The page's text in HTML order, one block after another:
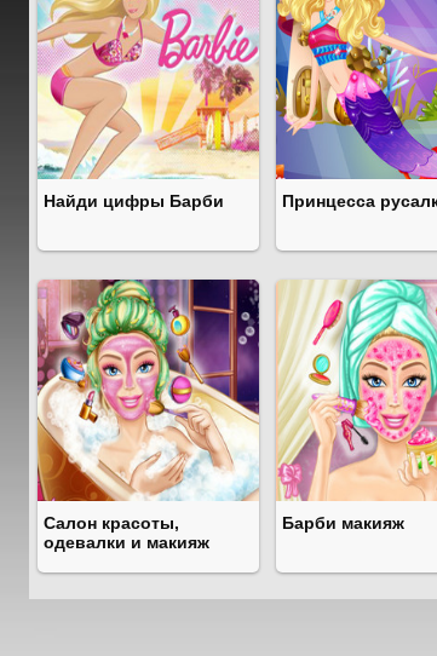
Найди цифры Барби Принцесса
Салон красоты,
одевалки и макияж
Барби макияж